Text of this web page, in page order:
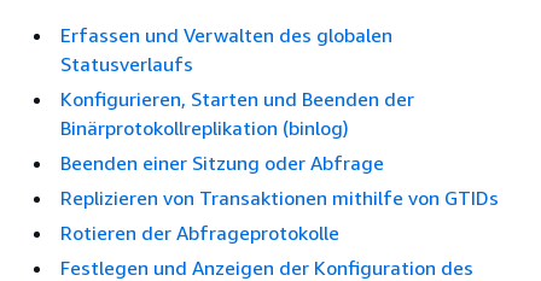
Erfassen und Verwalten des globalen
Statusverlaufs
Konfigurieren, Starten und Beenden der
Binärprotokollreplikation (binlog)
Beenden einer Sitzung oder Abfrage
Replizieren von Transaktionen mithilfe von GTIDs
Rotieren der Abfrageprotokolle
Festlegen und Anzeigen der Konfiguration des